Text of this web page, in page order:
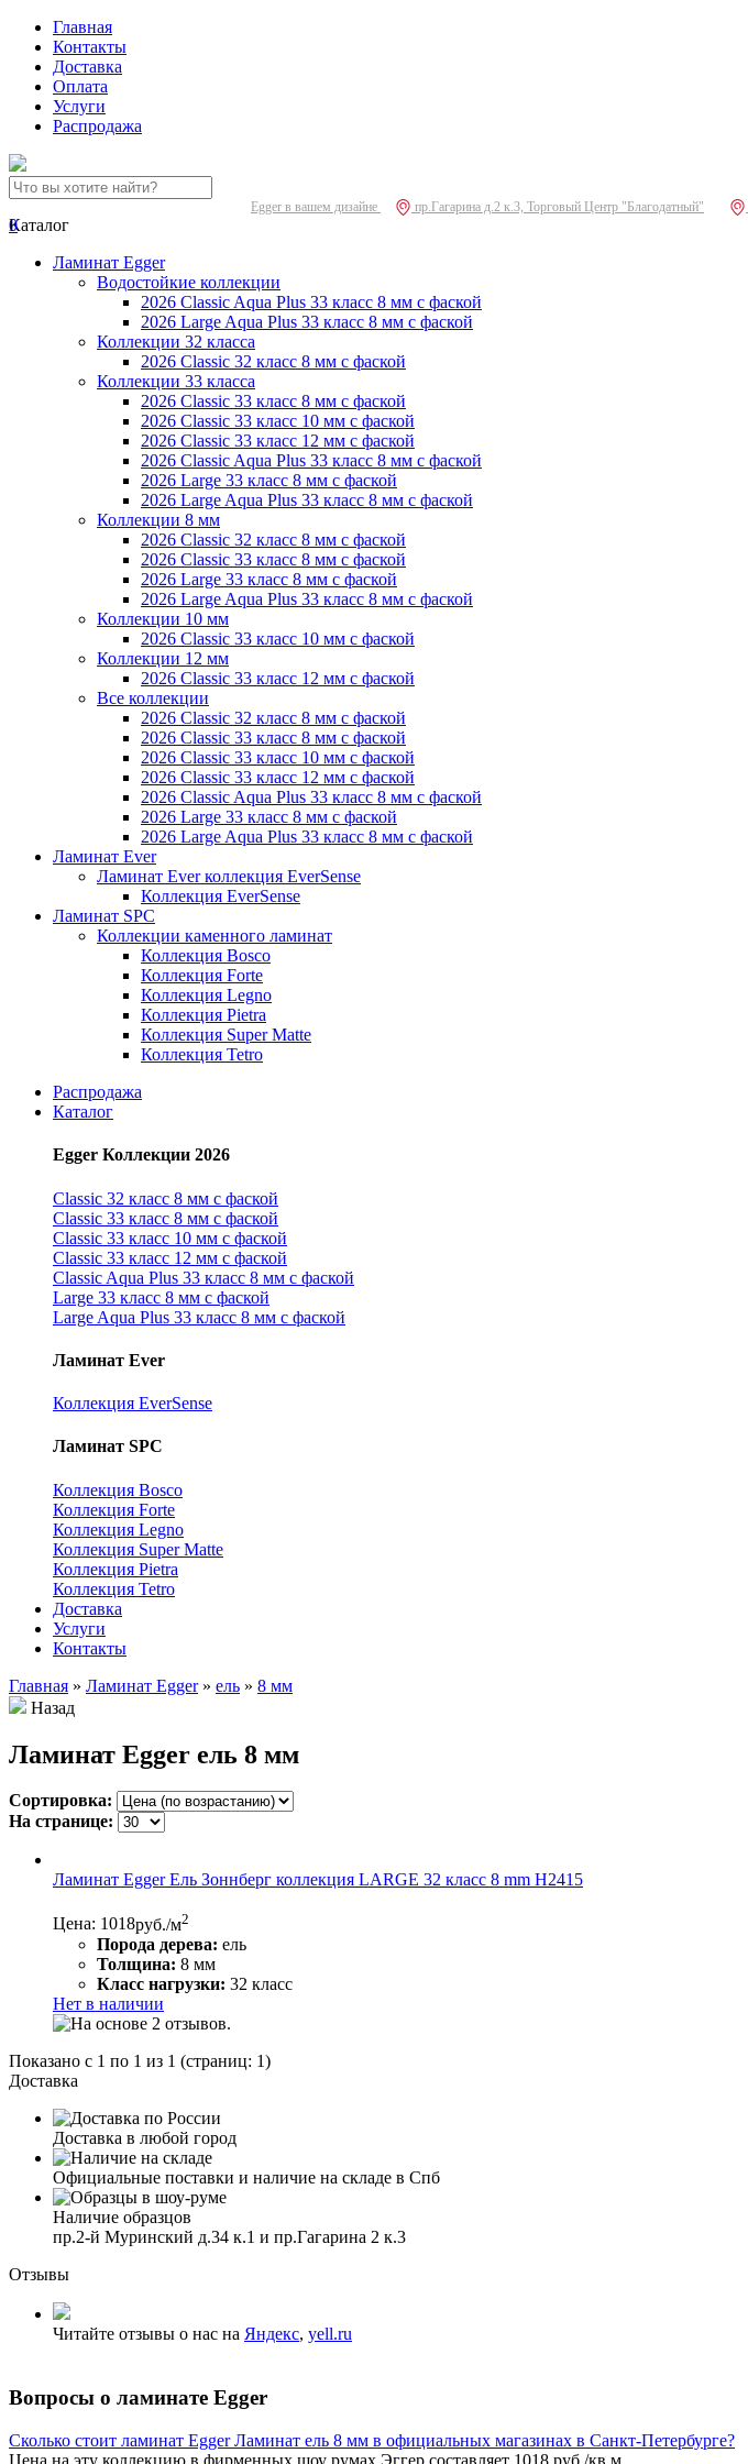
Главная
Контакты
Доставка
Оплата
Услуги
Распродажа
Egger в вашем дизайне пр.Гагарина д.2 к.3, Торговый Центр "Благодатный"
0
Каталог
Ламинат Egger
Водостойкие коллекции
2026 Classic Aqua Plus 33 класс 8 мм с фаской
2026 Large Aqua Plus 33 класс 8 мм с фаской
Коллекции 32 класса
2026 Classic 32 класс 8 мм с фаской
Коллекции 33 класса
2026 Classic 33 класс 8 мм с фаской
2026 Classic 33 класс 10 мм с фаской
2026 Classic 33 класс 12 мм с фаской
2026 Classic Aqua Plus 33 класс 8 мм с фаской
2026 Large 33 класс 8 мм с фаской
2026 Large Aqua Plus 33 класс 8 мм с фаской
Коллекции 8 мм
2026 Classic 32 класс 8 мм с фаской
2026 Classic 33 класс 8 мм с фаской
2026 Large 33 класс 8 мм с фаской
2026 Large Aqua Plus 33 класс 8 мм с фаской
Коллекции 10 мм
2026 Classic 33 класс 10 мм с фаской
Коллекции 12 мм
2026 Classic 33 класс 12 мм с фаской
Все коллекции
2026 Classic 32 класс 8 мм с фаской
2026 Classic 33 класс 8 мм с фаской
2026 Classic 33 класс 10 мм с фаской
2026 Classic 33 класс 12 мм с фаской
2026 Classic Aqua Plus 33 класс 8 мм с фаской
2026 Large 33 класс 8 мм с фаской
2026 Large Aqua Plus 33 класс 8 мм с фаской
Ламинат Ever
Ламинат Ever коллекция EverSense
Коллекция EverSense
Ламинат SPC
Коллекции каменного ламинат
Коллекция Bosco
Коллекция Forte
Коллекция Legno
Коллекция Pietra
Коллекция Super Matte
Коллекция Tetro
Распродажа
Каталог
Egger Коллекции 2026
Classic 32 класс 8 мм с фаской
Classic 33 класс 8 мм с фаской
Classic 33 класс 10 мм с фаской
Classic 33 класс 12 мм с фаской
Classic Aqua Plus 33 класс 8 мм с фаской
Large 33 класс 8 мм с фаской
Large Aqua Plus 33 класс 8 мм с фаской
Ламинат Ever
Коллекция EverSense
Ламинат SPC
Коллекция Bosco
Коллекция Forte
Коллекция Legno
Коллекция Super Matte
Коллекция Pietra
Коллекция Tetro
Доставка
Услуги
Контакты
Главная » Ламинат Egger » ель » 8 мм
Назад
Ламинат Egger ель 8 мм
Сортировка:
На странице:
Ламинат Egger Ель Зоннберг коллекция LARGE 32 класс 8 mm H2415
Цена: 1018руб./м2
Порода дерева: ель
Толщина: 8 мм
Класс нагрузки: 32 класс
Нет в наличии
Показано с 1 по 1 из 1 (страниц: 1)
Доставка
Доставка в любой город
Официальные поставки и наличие на складе в Спб
Наличие образцов
пр.2-й Муринский д.34 к.1 и пр.Гагарина 2 к.3
Отзывы
Читайте отзывы о нас на Яндекс, yell.ru
Вопросы о ламинате Egger
Сколько стоит ламинат Egger Ламинат ель 8 мм в официальных магазинах в Санкт-Петербурге?